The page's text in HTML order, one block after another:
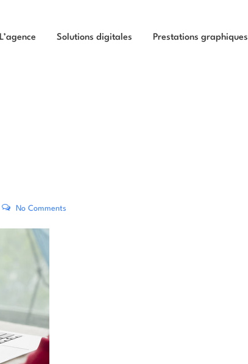
L’agence Solutions digitales Prestations graphiques
No Comments